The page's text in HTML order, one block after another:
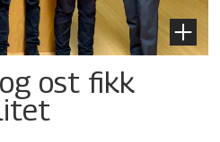
ost fikk